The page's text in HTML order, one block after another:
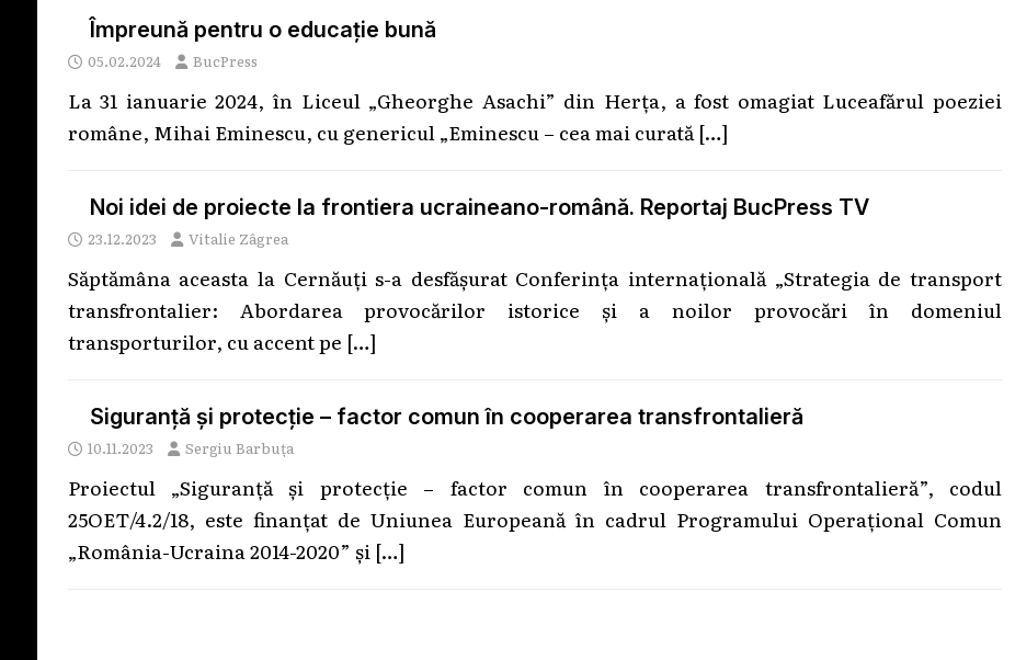
Împreună pentru o educație bună
05.02.2024 BucPress
La 31 ianuarie 2024, în Liceul „Gheorghe Asachi” din Herța, a fost omagiat Luceafărul poeziei
române, Mihai Eminescu, cu genericul „Eminescu – cea mai curată […]
Noi idei de proiecte la frontiera ucraineano-română. Reportaj BucPress TV
23.12.2023 Vitalie Zâgrea
Săptămâna aceasta la Cernăuți s-a desfășurat Conferința internațională „Strategia de transport
transfrontalier: Abordarea provocărilor istorice și a noilor provocări în domeniul
transporturilor, cu accent pe […]
Siguranță și protecție – factor comun în cooperarea transfrontalieră
10.11.2023 Sergiu Barbuța
Proiectul „Siguranță și protecție – factor comun în cooperarea transfrontalieră”, codul
25ОЕТ/4.2/18, este finanțat de Uniunea Europeană în cadrul Programului Operațional Comun
„România-Ucraina 2014-2020” și […]